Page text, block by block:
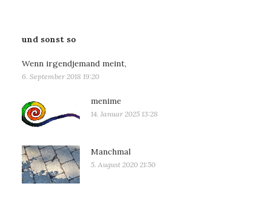
und sonst so
Wenn irgendjemand meint,
6. September 2018 19:20
menime
14. Januar 2025 13:28
Manchmal
5. August 2020 21:50